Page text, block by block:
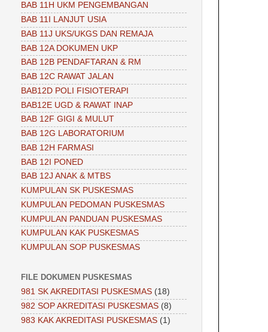
BAB 11H UKM PENGEMBANGAN
BAB 11I LANJUT USIA
BAB 11J UKS/UKGS DAN REMAJA
BAB 12A DOKUMEN UKP
BAB 12B PENDAFTARAN & RM
BAB 12C RAWAT JALAN
BAB12D POLI FISIOTERAPI
BAB12E UGD & RAWAT INAP
BAB 12F GIGI & MULUT
BAB 12G LABORATORIUM
BAB 12H FARMASI
BAB 12I PONED
BAB 12J ANAK & MTBS
KUMPULAN SK PUSKESMAS
KUMPULAN PEDOMAN PUSKESMAS
KUMPULAN PANDUAN PUSKESMAS
KUMPULAN KAK PUSKESMAS
KUMPULAN SOP PUSKESMAS
FILE DOKUMEN PUSKESMAS
981 SK AKREDITASI PUSKESMAS (18)
982 SOP AKREDITASI PUSKESMAS (8)
983 KAK AKREDITASI PUSKESMAS (1)